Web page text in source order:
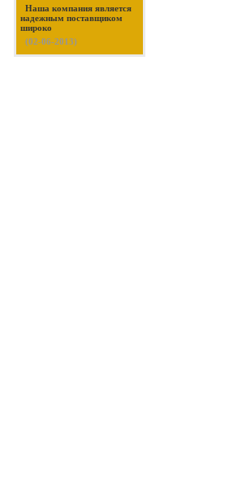
Наша компания является
надежным поставщиком
широко
(02-06-2013)